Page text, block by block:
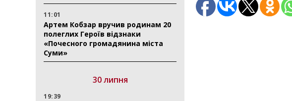
11:01
Артем Кобзар вручив родинам 20
полеглих Героїв відзнаки
«Почесного громадянина міста
Суми»
30 липня
19:39